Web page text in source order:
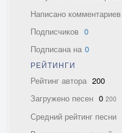
Написано комментариев
Подписчиков 0
Подписана на 0
РЕЙТИНГИ
Рейтинг автора 200
Загружено песен 0 200
Средний рейтинг песни